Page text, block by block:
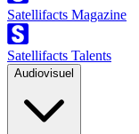
Satellifacts Magazine
Satellifacts Talents
Audiovisuel